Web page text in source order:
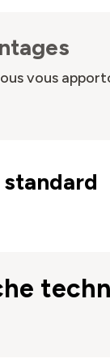
vous
optique ou